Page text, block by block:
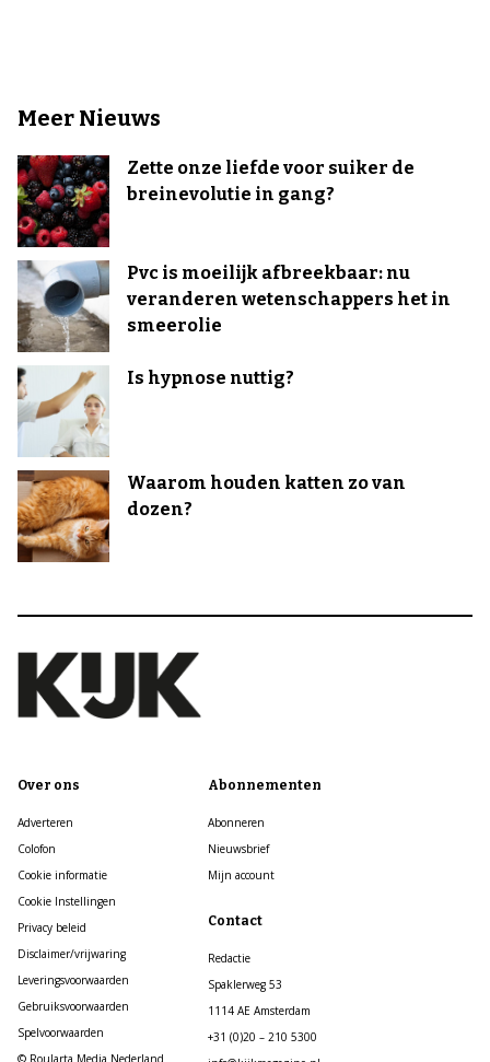
Meer Nieuws
Zette onze liefde voor suiker de
breinevolutie in gang?
Pvc is moeilijk afbreekbaar: nu
veranderen wetenschappers het in
smeerolie
Is hypnose nuttig?
Waarom houden katten zo van
dozen?
Over ons
Adverteren
Colofon
Cookie informatie
Cookie Instellingen
Privacy beleid
Disclaimer/vrijwaring
Leveringsvoorwaarden
Gebruiksvoorwaarden
Spelvoorwaarden
© Roularta Media Nederland
Abonnementen
Abonneren
Nieuwsbrief
Mijn account
Contact
Redactie
Spaklerweg 53
1114 AE Amsterdam
+31 (0)20 – 210 5300